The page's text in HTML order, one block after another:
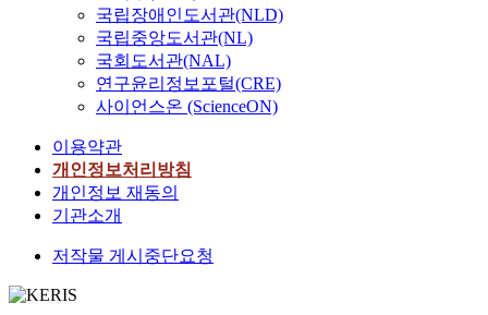
국립장애인도서관(NLD)
국립중앙도서관(NL)
국회도서관(NAL)
연구윤리정보포털(CRE)
사이언스온 (ScienceON)
이용약관
개인정보처리방침
개인정보 재동의
기관소개
저작물 게시중단요청